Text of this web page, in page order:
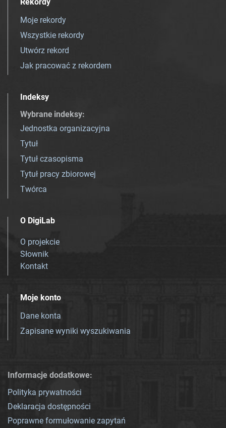
Moje rekordy
Wszystkie rekordy
Utwórz rekord
Jak pracować z rekordem
Indeksy
Wybrane indeksy:
Jednostka organizacyjna
Tytuł
Tytuł czasopisma
Tytuł pracy zbiorowej
Twórca
O DigiLab
O projekcie
Słownik
Kontakt
Moje konto
Dane konta
Zapisane wyniki wyszukiwania
Informacje dodatkowe:
Polityka prywatności
Deklaracja dostępności
Poprawne formułowanie zapytań